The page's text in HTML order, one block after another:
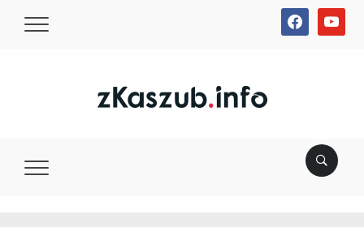
facebookyoutube